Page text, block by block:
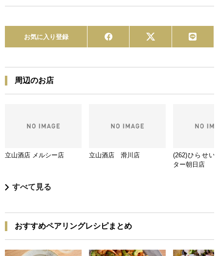
お気に入り登録
周辺のお店
立山酒店 メルシー店 立山酒店 滑川店
(262)ひらせい
ター朝日店
すべて見る
おすすめペアリングレシピまとめ